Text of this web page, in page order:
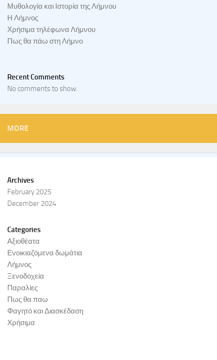
Μυθολογία και Ιστορία της Λήμνου
Η Λήμνος
Χρήσιμα τηλέφωνα Λήμνου
Πως θα πάω στη Λήμνο
Recent Comments
No comments to show.
MORE
Archives
February 2025
December 2024
Categories
Αξιοθέατα
Ενοικιαζόμενα δωμάτια
Λήμνος
Ξενοδοχεία
Παραλίες
Πως θα παω
Φαγητό και Διασκέδαση
Χρήσιμα